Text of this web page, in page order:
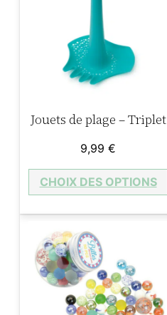
Jouets de plage – Triplet
9,99 €
CHOIX DES OPTIONS